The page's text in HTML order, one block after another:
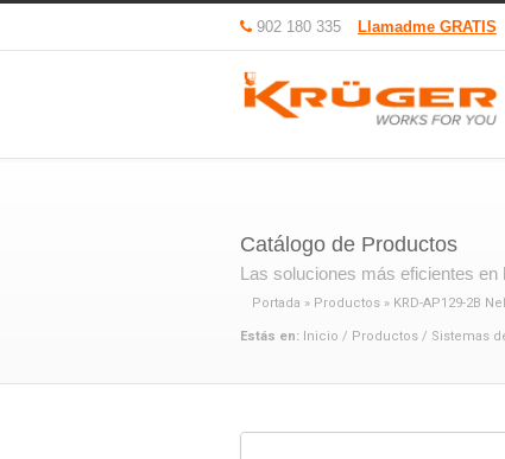
902 180 335 Llamadme GRATIS
Catálogo de Productos
Las soluciones más eficientes
Portada » Productos » KRD-AP129-2B
Estás en: Inicio / Productos / Sistemas